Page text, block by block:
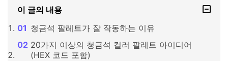
이 글의 내용
청금석 팔레트가 잘 작동하는 이유
20가지 이상의 청금석 컬러 팔레트 아이디어
(HEX 코드 포함)